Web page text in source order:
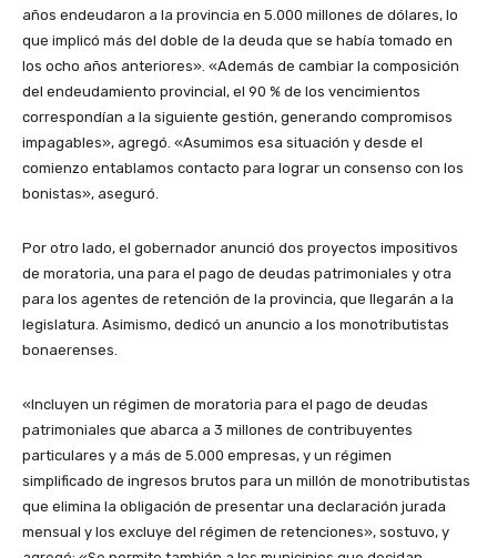
años endeudaron a la provincia en 5.000 millones de dólares, lo
que implicó más del doble de la deuda que se había tomado en
los ocho años anteriores». «Además de cambiar la composición
del endeudamiento provincial, el 90 % de los vencimientos
correspondían a la siguiente gestión, generando compromisos
impagables», agregó. «Asumimos esa situación y desde el
comienzo entablamos contacto para lograr un consenso con los
bonistas», aseguró.
Por otro lado, el gobernador anunció dos proyectos impositivos
de moratoria, una para el pago de deudas patrimoniales y otra
para los agentes de retención de la provincia, que llegarán a la
legislatura. Asimismo, dedicó un anuncio a los monotributistas
bonaerenses.
«Incluyen un régimen de moratoria para el pago de deudas
patrimoniales que abarca a 3 millones de contribuyentes
particulares y a más de 5.000 empresas, y un régimen
simplificado de ingresos brutos para un millón de monotributistas
que elimina la obligación de presentar una declaración jurada
mensual y los excluye del régimen de retenciones», sostuvo, y